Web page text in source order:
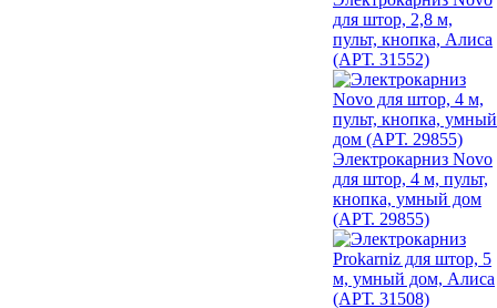
для штор, 2,8 м,
пульт, кнопка, Алиса
(АРТ. 31552)
Электрокарниз Novo
для штор, 4 м, пульт,
кнопка, умный дом
(АРТ. 29855)